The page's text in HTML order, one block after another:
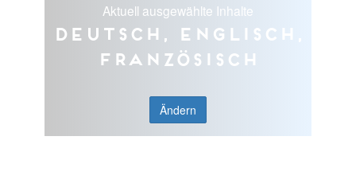
Aktuell ausgewählte Inhalte
Deutsch, Englisch,
Französisch
Ändern